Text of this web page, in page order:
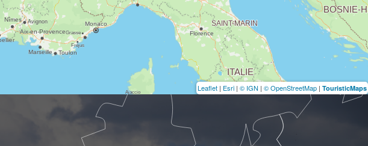
Leaflet | Esri | © IGN | © OpenStreetMap | TouristicMaps